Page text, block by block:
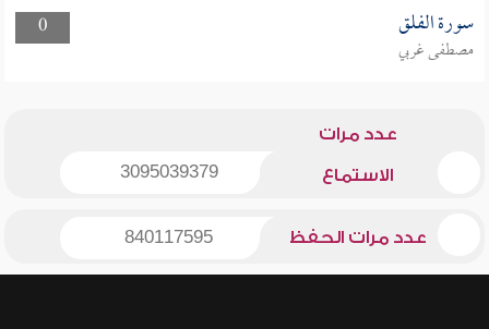
0
سورة الفلق
مصطفى غربي
عدد مرات
الاستماع 3095039379
عدد مرات الحفظ 840117595